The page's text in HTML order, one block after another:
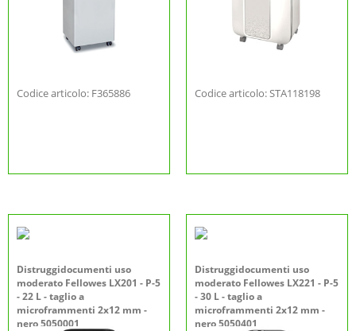
Codice articolo: F365886 Codice articolo: STA118198
Distruggidocumenti uso
moderato Fellowes LX201 - P-5
- 22 L - taglio a
microframmenti 2x12 mm -
nero 5050001
Distruggidocumenti uso
moderato Fellowes LX221 - P-5
- 30 L - taglio a
microframmenti 2x12 mm -
nero 5050401